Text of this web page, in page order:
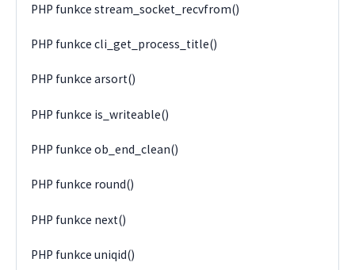
PHP funkce stream_socket_recvfrom()
PHP funkce cli_get_process_title()
PHP funkce arsort()
PHP funkce is_writeable()
PHP funkce ob_end_clean()
PHP funkce round()
PHP funkce next()
PHP funkce uniqid()